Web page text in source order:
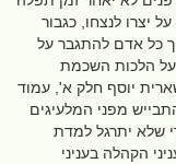
יצרו לנצחו, כגבור
כל אדם להתגבר על
על הלכות השכמת
יוסף חלק א', עמוד
מפני המלעיגים
שלא יתרגל למדת
הקהלה בעניני